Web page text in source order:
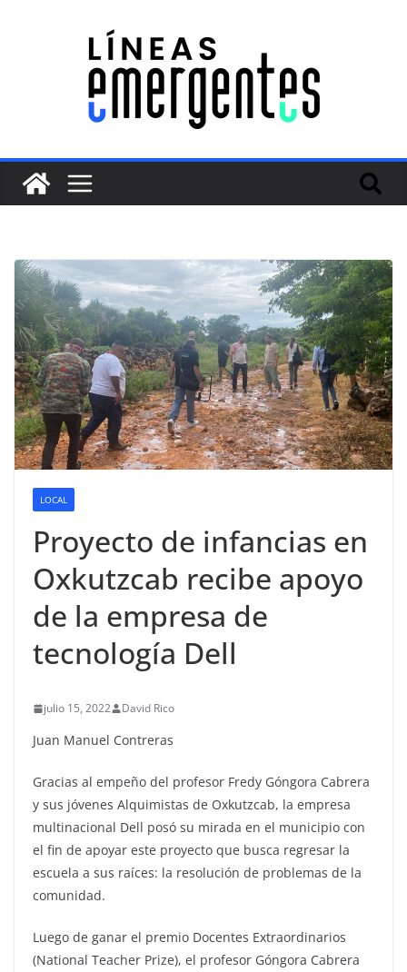
LOCAL
Proyecto de infancias en
Oxkutzcab recibe apoyo
de la empresa de
tecnología Dell
julio 15, 2022 David Rico
Juan Manuel Contreras
Gracias al empeño del profesor Fredy Góngora Cabrera
y sus jóvenes Alquimistas de Oxkutzcab, la empresa
multinacional Dell posó su mirada en el municipio con
el fin de apoyar este proyecto que busca regresar la
escuela a sus raíces: la resolución de problemas de la
comunidad.
Luego de ganar el premio Docentes Extraordinarios
(National Teacher Prize), el profesor Góngora Cabrera